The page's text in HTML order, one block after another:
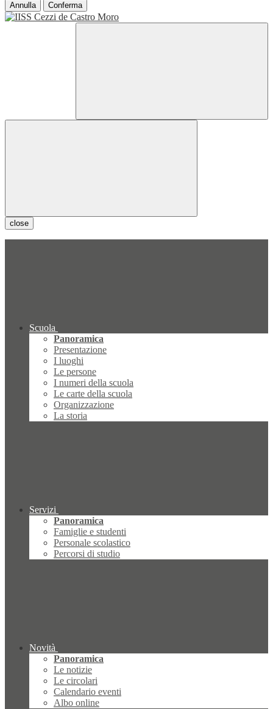
Annulla Conferma
close
Scuola
Panoramica
Presentazione
I luoghi
Le persone
I numeri della scuola
Le carte della scuola
Organizzazione
La storia
Servizi
Panoramica
Famiglie e studenti
Personale scolastico
Percorsi di studio
Novità
Panoramica
Le notizie
Le circolari
Calendario eventi
Albo online